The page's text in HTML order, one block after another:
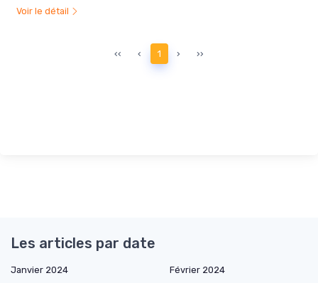
Voir le détail
‹‹ ‹ 1 › ››
Les articles par date
Janvier 2024
Février 2024